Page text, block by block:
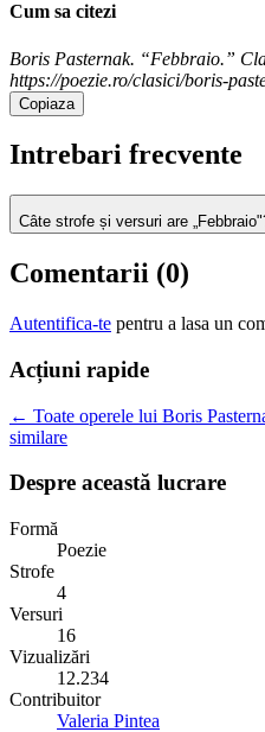
Cum sa citezi
Boris Pasternak. “Febbraio.”
https://poezie.ro/clasici/boris-
Copiaza
Intrebari frecvente
Câte strofe și versuri are
Comentarii (0)
Autentifica-te pentru a lasa un
Acțiuni rapide
← Toate operele lui Boris
similare
Despre această lucrare
Formă
Poezie
Strofe
4
Versuri
16
Vizualizări
12.234
Contribuitor
Valeria Pintea